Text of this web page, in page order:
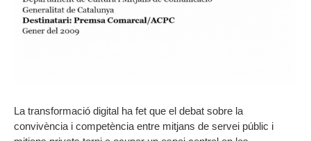
La transformació digital ha fet que el debat sobre la
convivència i competència entre mitjans de servei públic i